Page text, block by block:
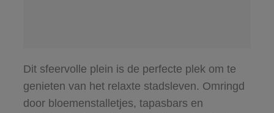
Dit sfeervolle plein is de perfecte plek om te
genieten van het relaxte stadsleven. Omringd
door bloemenstalletjes, tapasbars en